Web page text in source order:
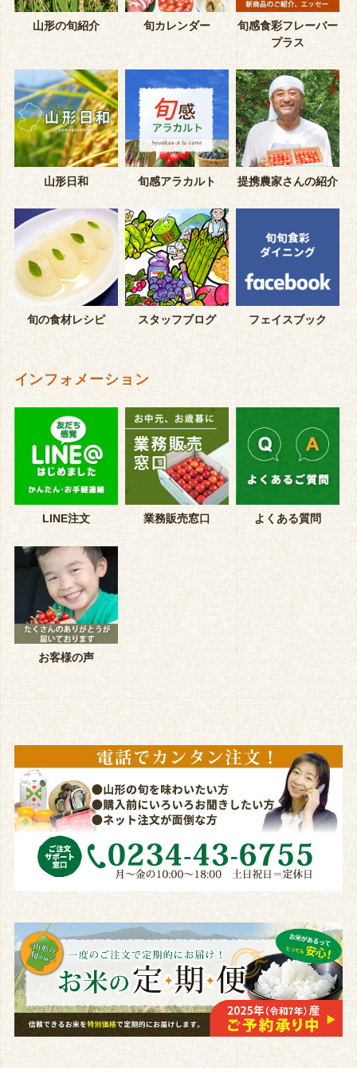
山形の旬紹介 旬カレンダー
旬感食彩フレーバー
プラス
山形日和 旬感アラカルト 提携農家さんの紹介
旬の食材レシピ スタッフブログ フェイスブック
インフォメーション
LINE注文 業務販売窓口 よくある質問
お客様の声